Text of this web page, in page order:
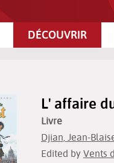
DÉCOUVRIR
L' affaire
Livre
Djian, Jean-
Edited by Vents